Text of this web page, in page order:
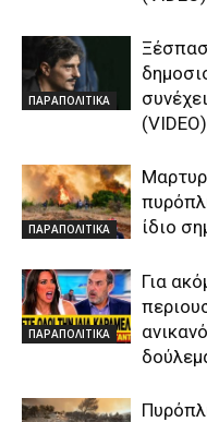
ΠΑΡΑΠΟΛΙΤΙΚΑ
(VIDEO)
ΠΑΡΑΠΟΛΙΤΙΚΑ
ίδιο
ΠΑΡΑΠΟΛΙΤΙΚΑ
Για